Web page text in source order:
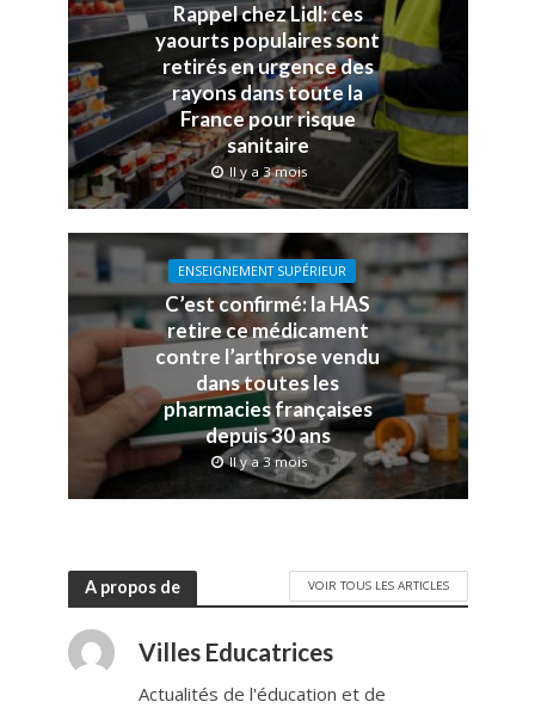
Rappel chez Lidl: ces
yaourts populaires sont
retirés en urgence des
rayons dans toute la
France pour risque
sanitaire
Il y a 3 mois
ENSEIGNEMENT SUPÉRIEUR
C’est confirmé: la HAS
retire ce médicament
contre l’arthrose vendu
dans toutes les
pharmacies françaises
depuis 30 ans
Il y a 3 mois
A propos de VOIR TOUS LES ARTICLES
Villes Educatrices
Actualités de l'éducation et de